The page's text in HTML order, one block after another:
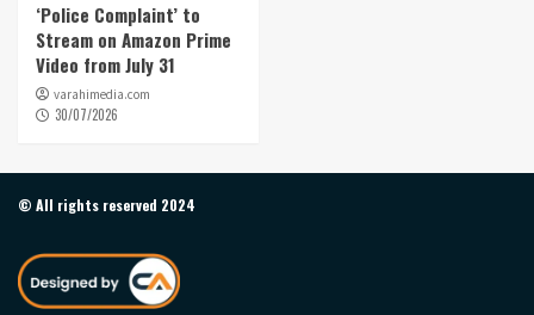
‘Police Complaint’ to
Stream on Amazon Prime
Video from July 31
varahimedia.com
30/07/2026
© All rights reserved 2024